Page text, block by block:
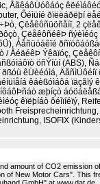
ÅãêáôÜóôáóç
Ôéìüíé ðïëëáðëþí
Çëåêôñüöñåíï, 2
ÇëåêôñéêÞ
Áåñüóáêïé
ÅéäéêÞ Ýêäïóç,
öñÝíùí (ABS),
êÜèéóìá,
êáèßóìáôá ïäçãïý
æþíçò
êïëþíáò ôéìïíéïý,
ISOFIX
amount of CO2 emission
of New Motor Cars". This